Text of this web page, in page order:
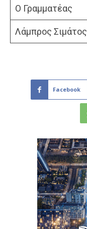
Ο Γραμματέας
Λάμπρος Σιμάτος
Facebook